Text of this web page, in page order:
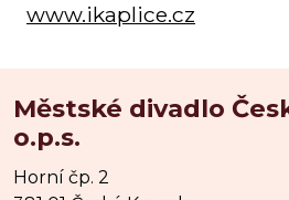
www.ikaplice.cz
Městské divadlo
o.p.s.
Horní čp. 2